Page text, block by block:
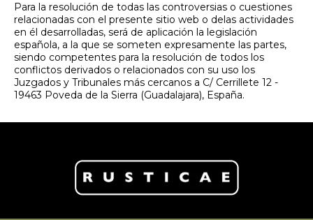
Para la resolución de todas las controversias o cuestiones
relacionadas con el presente sitio web o delas actividades
en él desarrolladas, será de aplicación la legislación
española, a la que se someten expresamente las partes,
siendo competentes para la resolución de todos los
conflictos derivados o relacionados con su uso los
Juzgados y Tribunales más cercanos a C/ Cerrillete 12 -
19463 Poveda de la Sierra (Guadalajara), España.